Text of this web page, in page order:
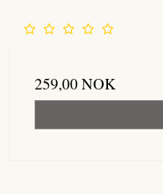
259,00 NOK